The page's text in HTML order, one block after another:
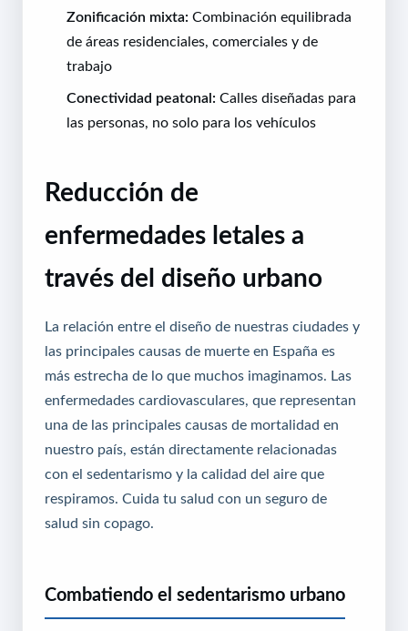
Zonificación mixta: Combinación equilibrada
de áreas residenciales, comerciales y de
trabajo
Conectividad peatonal: Calles diseñadas para
las personas, no solo para los vehículos
Reducción de
enfermedades letales a
través del diseño urbano
La relación entre el diseño de nuestras ciudades y
las principales causas de muerte en España es
más estrecha de lo que muchos imaginamos. Las
enfermedades cardiovasculares, que representan
una de las principales causas de mortalidad en
nuestro país, están directamente relacionadas
con el sedentarismo y la calidad del aire que
respiramos. Cuida tu salud con un seguro de
salud sin copago
Combatiendo el sedentarismo urbano